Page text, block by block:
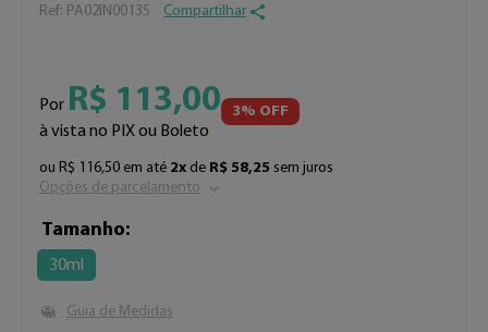
: PA02IN00135 Compartilhar
Por R$ 113,00
à vista no PIX ou Boleto
3% OFF
ou R$ 116,50 em até 2x de R$ 58,25 sem juros
Opções de parcelamento
Tamanho
30ml
Guia de Medidas